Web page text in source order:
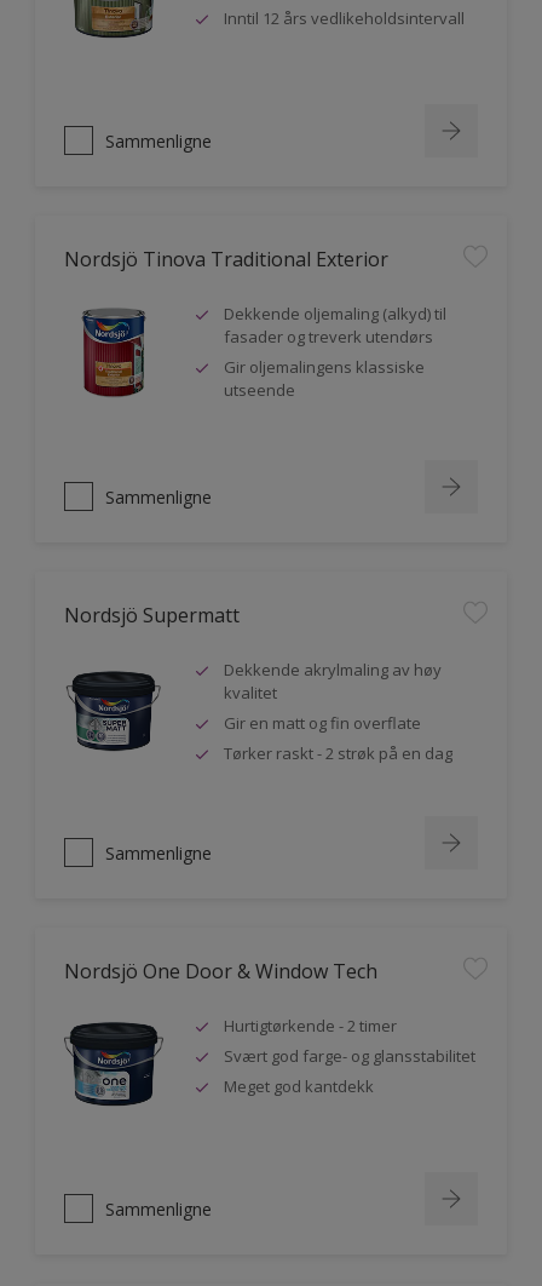
Inntil 12 års vedlikeholdsintervall
Sammenligne
Nordsjö Tinova Traditional Exterior
Dekkende oljemaling (alkyd) til
fasader og treverk utendørs
Gir oljemalingens klassiske
utseende
Sammenligne
Nordsjö Supermatt
Dekkende akrylmaling av høy
kvalitet
Gir en matt og fin overflate
Tørker raskt - 2 strøk på en dag
Sammenligne
Nordsjö One Door & Window Tech
Hurtigtørkende - 2 timer
Svært god farge- og glansstabilitet
Meget god kantdekk
Sammenligne